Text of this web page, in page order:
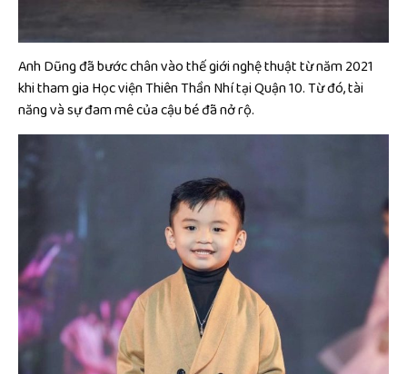
Anh Dũng đã bước chân vào thế giới nghệ thuật từ năm 2021
khi tham gia Học viện Thiên Thần Nhí tại Quận 10. Từ đó, tài
năng và sự đam mê của cậu bé đã nở rộ.